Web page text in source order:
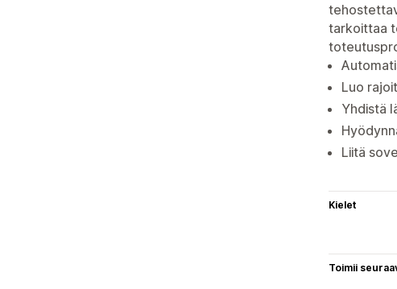
tarkoittaa
Luo
Yhdistä
Liitä
Kielet
Toimii